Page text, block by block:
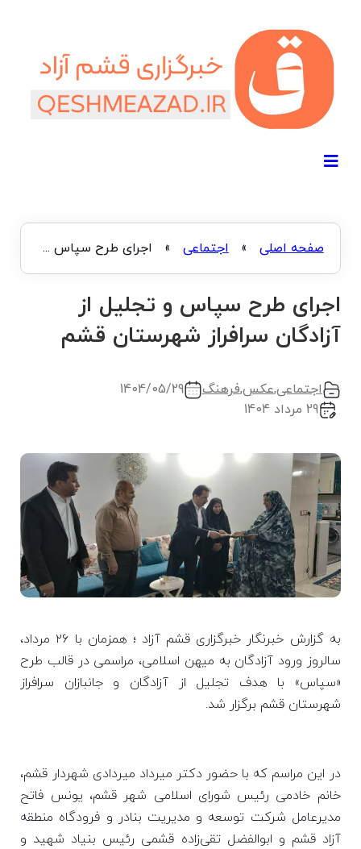
صفحه اصلی »اجتماعی » اجرای طرح سپاس و تجلیل از آزادگان سرافراز شهرستان قشم
اجرای طرح سپاس و تجلیل از
آزادگان سرافراز شهرستان قشم
اجتماعی,عکس,فرهنگ
1404/05/29
29 مرداد 1404
به گزارش خبرنگار خبرگزاری قشم آزاد ؛ همزمان با ۲۶ مرداد،
سالروز ورود آزادگان به میهن اسلامی، مراسمی در قالب طرح
«سپاس» با هدف تجلیل از آزادگان و جانبازان سرافراز
شهرستان قشم برگزار شد.
در این مراسم که با حضور دکتر میرداد میردادی شهردار قشم،
خانم خادمی رئیس شورای اسلامی شهر قشم، یونس فاتح
مدیرعامل شرکت توسعه و مدیریت بنادر و فرودگاه‌ منطقه
آزاد قشم و ابوالفضل تقی‌زاده قشمی رئیس بنیاد شهید و